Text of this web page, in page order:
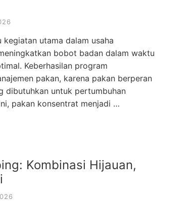
kegiatan utama dalam usaha
bobot badan dalam waktu
Keberhasilan program
pakan, karena pakan berperan
dibutuhkan untuk pertumbuhan
pakan konsentrat menjadi …
Kombinasi Hijauan,